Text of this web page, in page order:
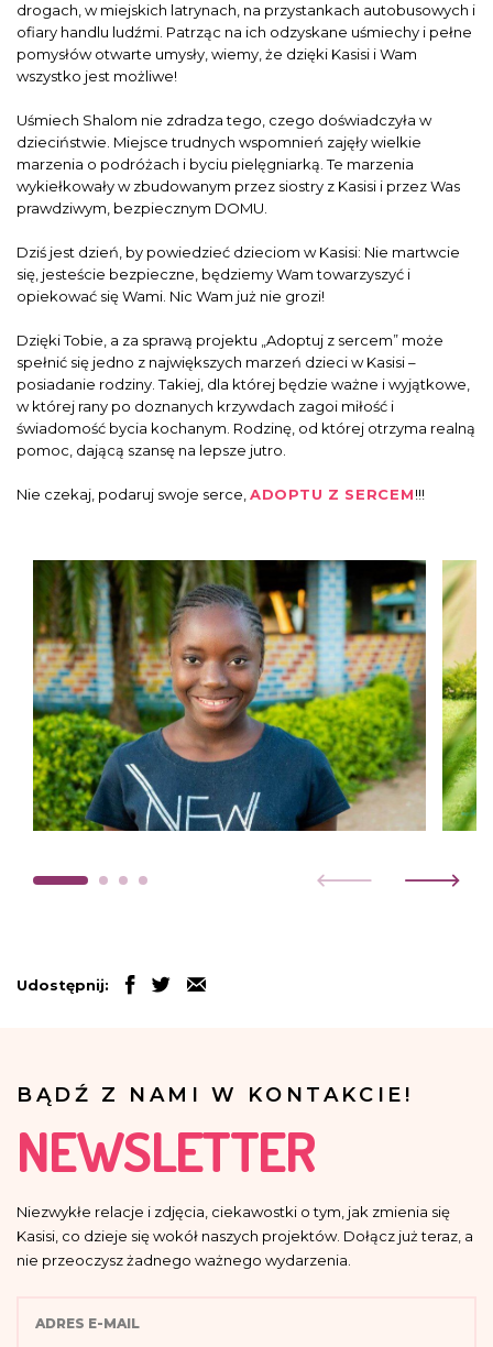
drogach, w miejskich latrynach, na przystankach autobusowych i
ofiary handlu ludźmi. Patrząc na ich odzyskane uśmiechy i pełne
pomysłów otwarte umysły, wiemy, że dzięki Kasisi i Wam
wszystko jest możliwe!
Uśmiech Shalom nie zdradza tego, czego doświadczyła w
dzieciństwie. Miejsce trudnych wspomnień zajęły wielkie
marzenia o podróżach i byciu pielęgniarką. Te marzenia
wykiełkowały w zbudowanym przez siostry z Kasisi i przez Was
prawdziwym, bezpiecznym DOMU.
Dziś jest dzień, by powiedzieć dzieciom w Kasisi: Nie martwcie
się, jesteście bezpieczne, będziemy Wam towarzyszyć i
opiekować się Wami. Nic Wam już nie grozi!
Dzięki Tobie, a za sprawą projektu „Adoptuj z sercem” może
spełnić się jedno z największych marzeń dzieci w Kasisi –
posiadanie rodziny. Takiej, dla której będzie ważne i wyjątkowe,
w której rany po doznanych krzywdach zagoi miłość i
świadomość bycia kochanym. Rodzinę, od której otrzyma realną
pomoc, dającą szansę na lepsze jutro.
Nie czekaj, podaruj swoje serce, ADOPTU Z SERCEM!!!
Udostępnij:
BĄDŹ Z NAMI W KONTAKCIE!
NEWSLETTER
Niezwykłe relacje i zdjęcia, ciekawostki o tym, jak zmienia się
Kasisi, co dzieje się wokół naszych projektów. Dołącz już teraz, a
nie przeoczysz żadnego ważnego wydarzenia.